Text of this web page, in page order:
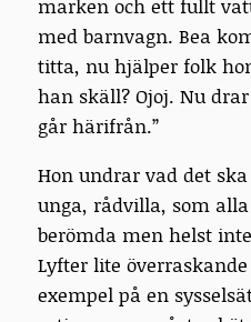
marken och ett fullt
med barnvagn. Bea
titta, nu hjälper folk
han skäll? Ojoj. Nu
går härifrån.”
Hon undrar vad det
unga, rådvilla, som
berömda men helst
Lyfter lite
exempel på en